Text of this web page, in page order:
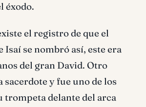
éxodo.
el registro de que el
Isaí se nombró así, este era
del gran David. Otro
y fue uno de los
trompeta delante del arca